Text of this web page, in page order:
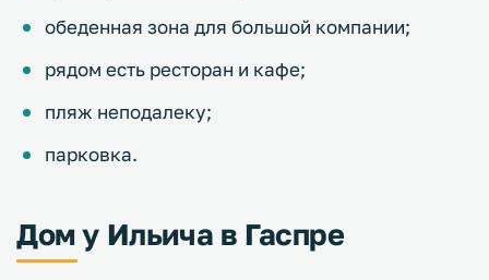
обеденная зона для большой компании;
рядом есть ресторан и кафе;
пляж неподалеку;
парковка.
Дом у Ильича в Гаспре